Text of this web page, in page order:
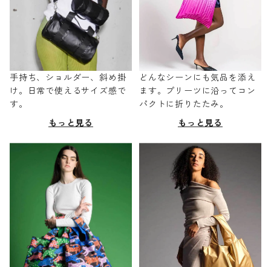
手持ち、ショルダー、斜め掛
け。日常で使えるサイズ感で
す。
もっと見る
どんなシーンにも気品を添え
ます。プリーツに沿ってコン
パクトに折りたたみ。
もっと見る